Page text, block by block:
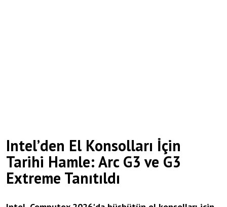
Intel’den El Konsolları İçin
Tarihi Hamle: Arc G3 ve G3
Extreme Tanıtıldı